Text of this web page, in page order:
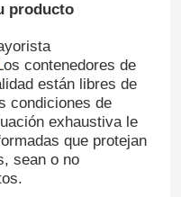
producto
contenedores de
están libres de
condiciones de
exhaustiva le
que protejan
sean o no